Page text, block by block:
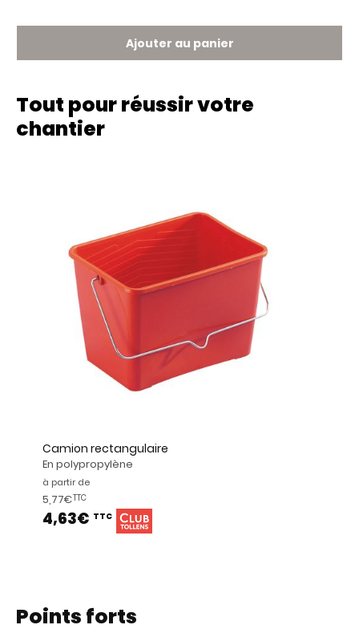
Ajouter au panier
Tout pour réussir votre
chantier
Camion rectangulaire
En polypropylène
à partir de
5,77€TTC
4,63€ TTC
Points forts